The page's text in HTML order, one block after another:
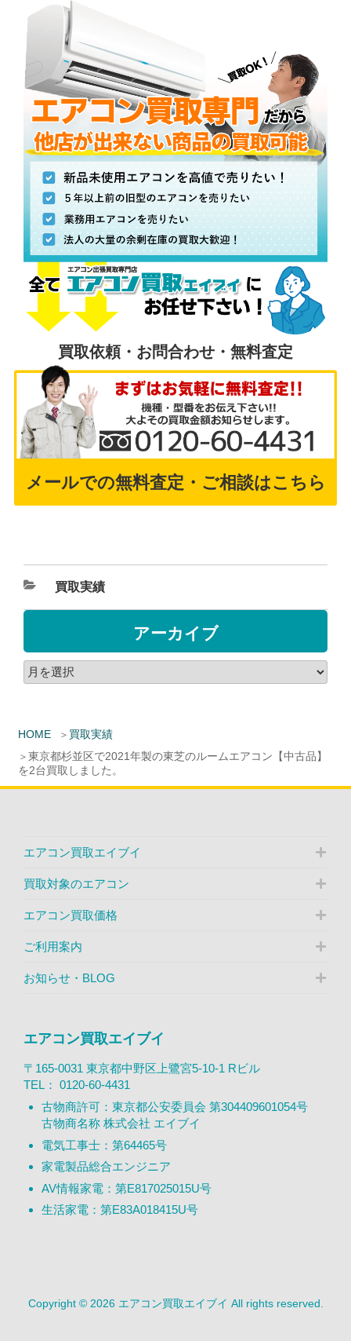
HOME
買取実績
東京都杉並区で2021年製の東芝のルームエアコン【中古品】
を2台買取しました。
買取依頼・お問合わせ・無料査定
メールでの無料査定・ご相談はこちら
買取実績
アーカイブ
エアコン買取エイブイ
買取対象のエアコン
エアコン買取価格
ご利用案内
お知らせ・BLOG
エアコン買取エイブイ
〒165-0031 東京都中野区上鷺宮5-10-1 Rビル
TEL： 0120-60-4431
古物商許可：東京都公安委員会 第304409601054号
古物商名称 株式会社 エイブイ
電気工事士：第64465号
家電製品総合エンジニア
AV情報家電：第E817025015U号
生活家電：第E83A018415U号
Copyright © 2026 エアコン買取エイブイ All rights reserved.